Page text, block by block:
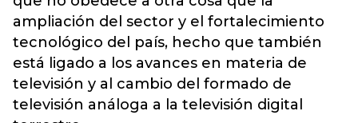
ampliación del sector y el fortalecimiento
tecnológico del país, hecho que también
está ligado a los avances en materia de
televisión y al cambio del formado de
televisión análoga a la televisión digital